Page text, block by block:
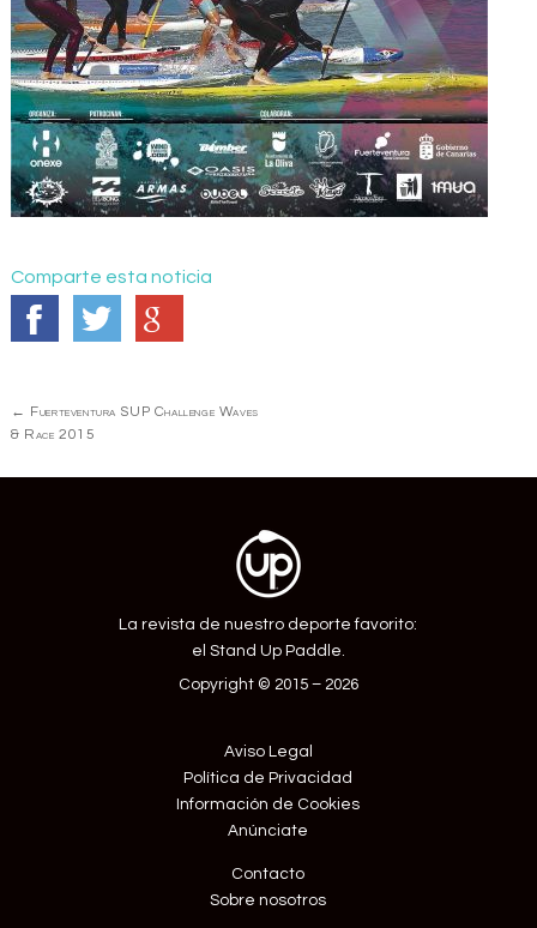
Comparte esta noticia
Navegación
de
← Fuerteventura SUP Challenge Waves
& Race 2015
La revista de nuestro deporte favorito:
el Stand Up Paddle.
Copyright © 2015 – 2026
Aviso Legal
Política de Privacidad
Información de Cookies
Anúnciate
Contacto
Sobre nosotros